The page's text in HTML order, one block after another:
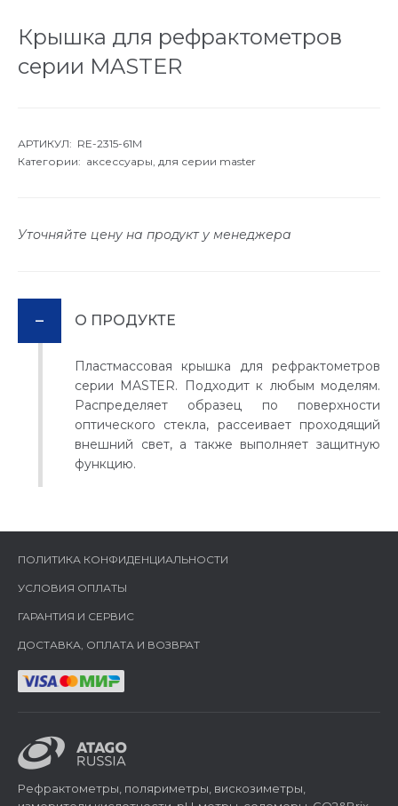
Крышка для рефрактометров
серии MASTER
АРТИКУЛ: RE-2315-61M
Категории: аксессуары, для серии master
Уточняйте цену на продукт у менеджера
О ПРОДУКТЕ
Пластмассовая крышка для рефрактометров
серии MASTER. Подходит к любым моделям.
Распределяет образец по поверхности
оптического стекла, рассеивает проходящий
внешний свет, а также выполняет защитную
функцию.
ПОЛИТИКА КОНФИДЕНЦИАЛЬНОСТИ
УСЛОВИЯ ОПЛАТЫ
ГАРАНТИЯ И СЕРВИС
ДОСТАВКА, ОПЛАТА И ВОЗВРАТ
Рефрактометры, поляриметры, вискозиметры,